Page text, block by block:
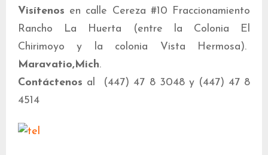
Visítenos en calle Cereza #10 Fraccionamiento
Rancho La Huerta (entre la Colonia El
Chirimoyo y la colonia Vista Hermosa).
Maravatio,Mich.
Contáctenos al (447) 47 8 3048 y (447) 47 8
4514